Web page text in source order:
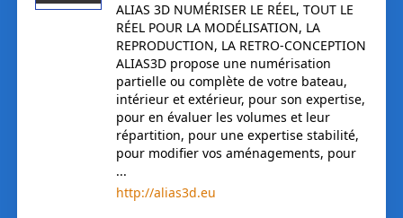
ALIAS 3D NUMÉRISER LE RÉEL, TOUT LE
RÉEL POUR LA MODÉLISATION, LA
REPRODUCTION, LA RETRO-CONCEPTION
ALIAS3D propose une numérisation
partielle ou complète de votre bateau,
intérieur et extérieur, pour son expertise,
pour en évaluer les volumes et leur
répartition, pour une expertise stabilité,
pour modifier vos aménagements, pour
...
http://alias3d.eu